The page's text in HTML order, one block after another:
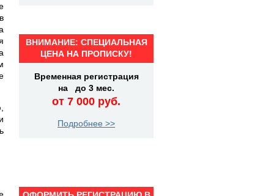
ВНИМАНИЕ: СПЕЦИАЛЬНАЯ
ЦЕНА НА ПРОПИСКУ!
Временная регистрация
на до 3 мес.
от 7 000 руб.
Подробнее >>